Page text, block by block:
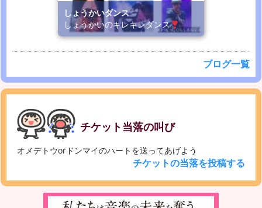
しょうかいダンス
しょうかいのキレキレダンス
ブログ一覧
チケット当落の叫び
オメデトウorドンマイのハートを送ってあげよう
チケットの当落を投稿する